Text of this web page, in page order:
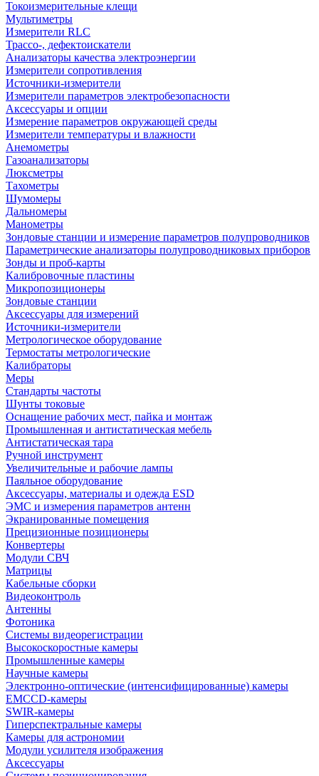
Токоизмерительные клещи
Мультиметры
Измерители RLC
Трассо-, дефектоискатели
Анализаторы качества электроэнергии
Измерители сопротивления
Источники-измерители
Измерители параметров электробезопасности
Аксессуары и опции
Измерение параметров окружающей среды
Измерители температуры и влажности
Анемометры
Газоанализаторы
Люксметры
Тахометры
Шумомеры
Дальномеры
Манометры
Зондовые станции и измерение параметров полупроводников
Параметрические анализаторы полупроводниковых приборов
Зонды и проб-карты
Калибровочные пластины
Микропозиционеры
Зондовые станции
Аксессуары для измерений
Источники-измерители
Метрологическое оборудование
Термостаты метрологические
Калибраторы
Меры
Стандарты частоты
Шунты токовые
Оснащение рабочих мест, пайка и монтаж
Промышленная и антистатическая мебель
Антистатическая тара
Ручной инструмент
Увеличительные и рабочие лампы
Паяльное оборудование
Аксессуары, материалы и одежда ESD
ЭМС и измерения параметров антенн
Экранированные помещения
Прецизионные позиционеры
Конвертеры
Модули СВЧ
Матрицы
Кабельные сборки
Видеоконтроль
Антенны
Фотоника
Cистемы видеорегистрации
Высокоскоростные камеры
Промышленные камеры
Научные камеры
Электронно-оптические (интенсифицированные) камеры
EMCCD-камеры
SWIR-камеры
Гиперспектральные камеры
Камеры для астрономии
Модули усилителя изображения
Аксессуары